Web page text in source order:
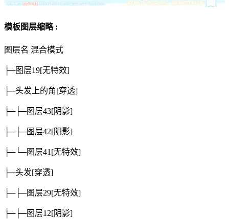
模板图层缩略 :
图层名 混合模式
├─图层19[无特效]
├─头发上的角[穿透]
├─├─图层43[阴影]
├─├─图层42[阴影]
├─└─图层41 [无特效]
├─头发[穿透]
├─├─图层29[无特效]
├─├─图层12[阴影]